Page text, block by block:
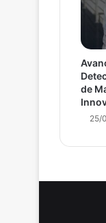
de
25/